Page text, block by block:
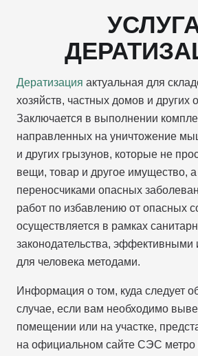
Дератизация актуальная для
хозяйств, частных домов и других
Заключается в выполнении
направленных на уничтожение
и других грызунов, которые не
вещи, товар и другое имущество,
переносчиками опасных
работ по избавлению от опасных
осуществляется в рамках
законодательства, эффективными
для человека методами.
Информация о том, куда следует
случае, если вам необходимо
помещении или на участке,
на официальном сайте СЭС метро